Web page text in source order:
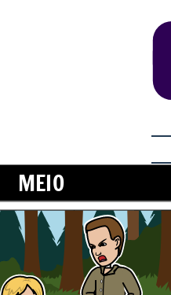
for his
get a
MEIO